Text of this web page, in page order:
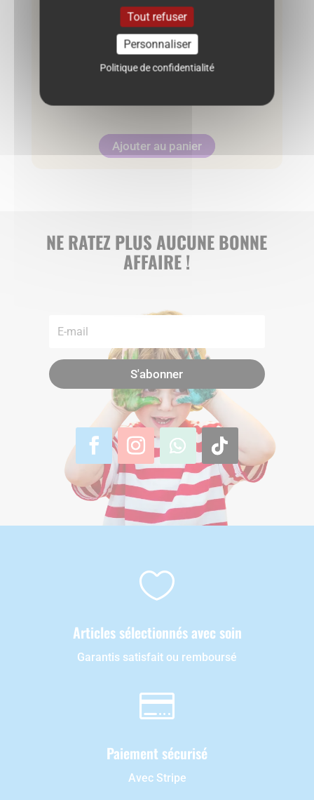
Pyjama Okaïdi 2 ans – Bleu marine
« Explore the Cosmos »
7.00€
Neuf :
Ajouter au panier
NE RATEZ PLUS AUCUNE BONNE
AFFAIRE !
S'abonner

Articles sélectionnés avec soin
Garantis satisfait ou remboursé

Paiement sécurisé
Avec Stripe
Tout refuser
Personnaliser
Politique de confidentialité